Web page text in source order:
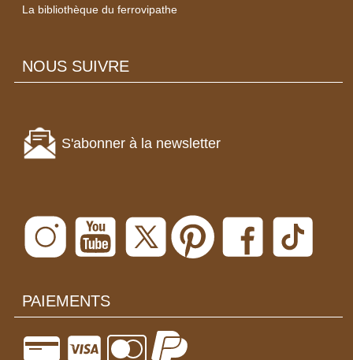
La bibliothèque du ferrovipathe
NOUS SUIVRE
S'abonner à la newsletter
PAIEMENTS